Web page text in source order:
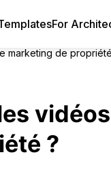
For
marketing de
?